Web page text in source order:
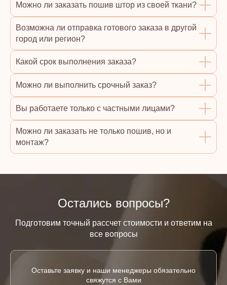
Можно ли заказать пошив штор из своей ткани?
Возможна ли отправка готового заказа в другой
город или регион?
Какой срок выполнения заказа?
Можно ли выполнить срочный заказ?
Вы работаете только с частными лицами?
Можно ли заказать не только пошив, но и
монтаж?
Остались вопросы?
Подготовим точный рассчет стоимости и ответим на
все вопросы
Оставьте заявку и наши менеджеры обязательно
свяжутся с Вами